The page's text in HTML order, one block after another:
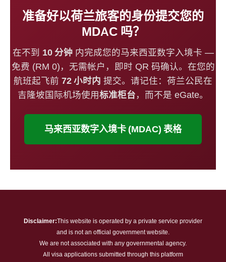
准备好以荷兰旅客的身份提交您的
MDAC 吗？
在不到 10 分钟内完成您的马来西亚数字入境卡 —
免费 (RM 0)，无需帐户，即时 QR 码确认。在您的
航班起飞前 72 小时内 提交。请记住：荷兰公民在
吉隆坡国际机场使用标准柜台，而不是 eGate。
马来西亚数字入境卡 (MDAC) 表格